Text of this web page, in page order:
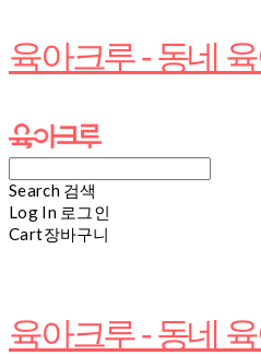
육아크루 - 동네
Search 검색
Log In 로그인
Cart장바구니
육아크루 - 동네